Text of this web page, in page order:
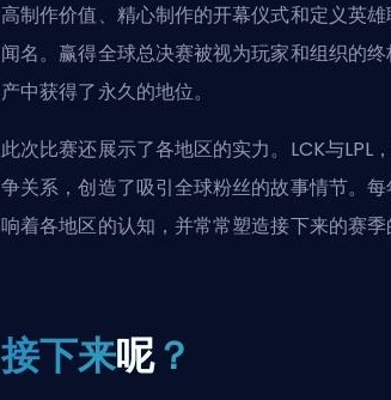
高制作价值、精心制作的开幕仪式和定义英雄
闻名。赢得全球总决赛被视为玩家和组织的
产中获得了永久的地位。
此次比赛还展示了各地区的实力。LCK与LPL
争关系，创造了吸引全球粉丝的故事情节。
响着各地区的认知，并常常塑造接下来的赛季
接下来呢？